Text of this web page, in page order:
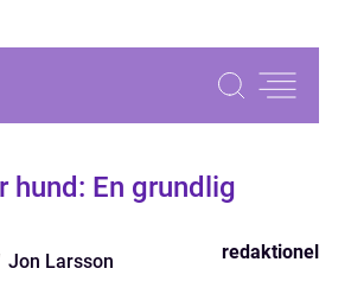
hund: En grundlig
Jon Larsson redaktionel